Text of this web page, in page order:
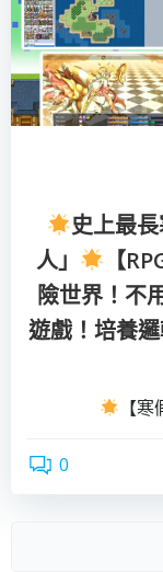
史上最
人」
【
險世界！不
遊戲！培養
【
0